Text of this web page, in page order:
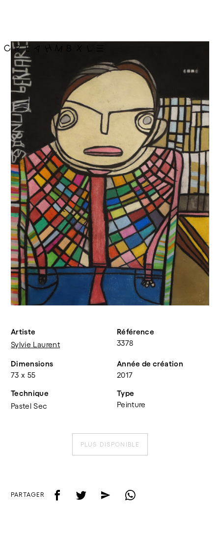
Artiste
Sylvie Laurent
Référence
3378
Dimensions
73 x 55
Année de création
2017
Technique
Pastel Sec
Type
Peinture
PLUS DISPONIBLE
PARTAGER f t e w